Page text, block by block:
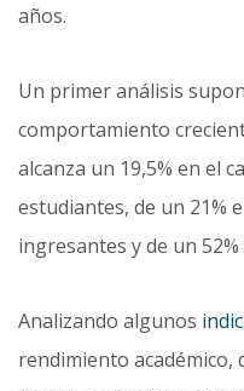
años.
Un primer análisis
comportamiento
alcanza un 19,5% en el
estudiantes, de un 21%
ingresantes y de un
Analizando algunos
rendimiento académico,